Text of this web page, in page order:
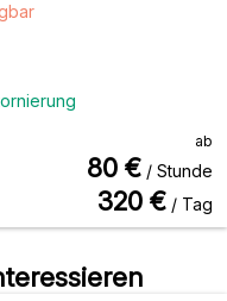
ab
80 € / Stunde
320 € / Tag